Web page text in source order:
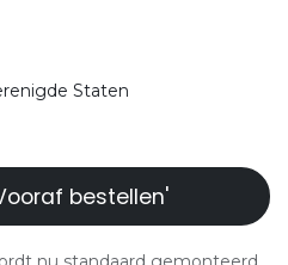
Staten
bestellen'